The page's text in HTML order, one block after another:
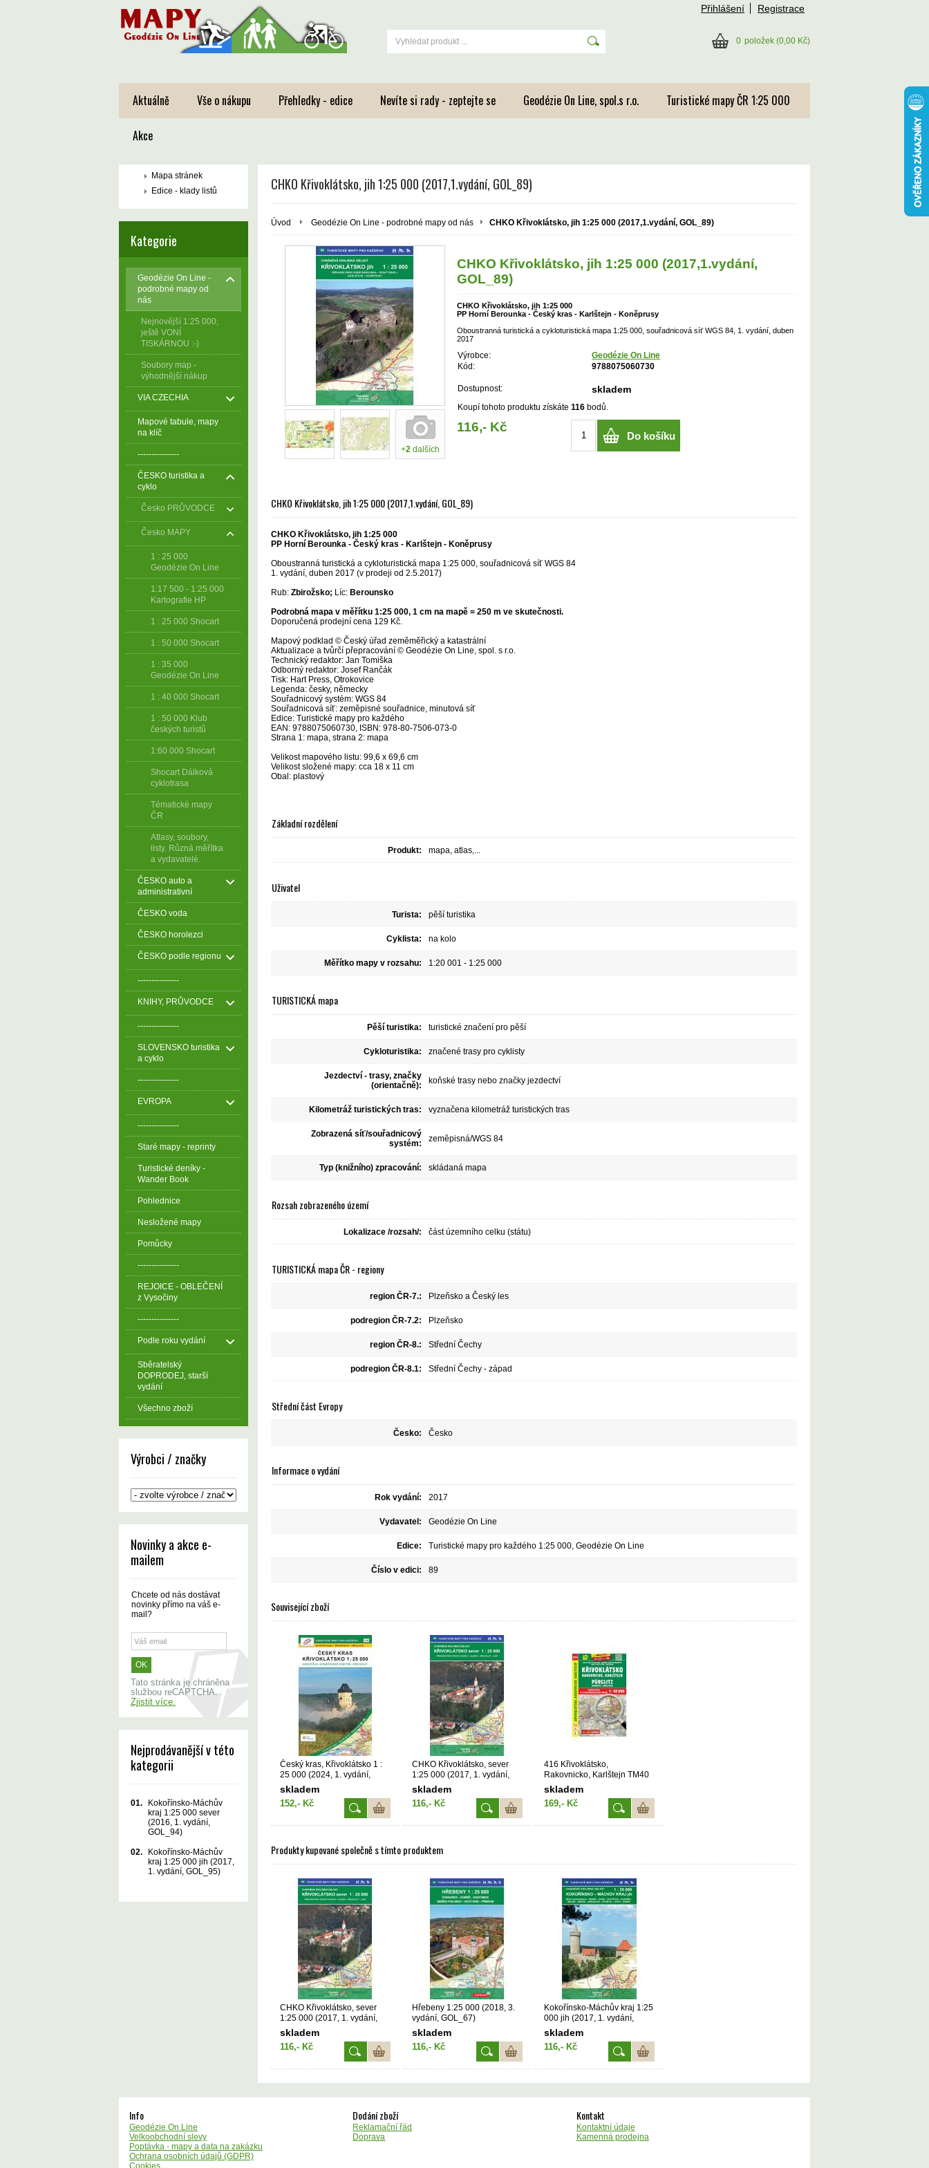
Přihlášení Registrace
0 položek (0,00 Kč)
Aktuálně Vše o nákupu Přehledky - edice Nevíte si rady - zeptejte se Geodézie On Line, spol.s r.o. Turistické mapy ČR 1:25 000
Akce
Mapa stránek
Edice - klady listů
Kategorie
Geodézie On Line -
podrobné mapy od
nás
Nejnovější 1:25 000,
ještě VONÍ
TISKÁRNOU :-)
Soubory map -
výhodnější nákup
VIA CZECHIA
Mapové tabule, mapy
na klíč
---------------
ČESKO turistika a
cyklo
Česko PRŮVODCE
Česko MAPY
1 : 25 000
Geodézie On Line
1:17 500 - 1:25 000
Kartografie HP
1 : 25 000 Shocart
1 : 50 000 Shocart
1 : 35 000
Geodézie On Line
1 : 40 000 Shocart
1 : 50 000 Klub
českých turistů
1:60 000 Shocart
Shocart Dálková
cyklotrasa
Tématické mapy
ČR
Atlasy, soubory,
listy. Různá měřítka
a vydavatelé.
ČESKO auto a
administrativní
ČESKO voda
ČESKO horolezci
ČESKO podle regionu
---------------
KNIHY, PRŮVODCE
---------------
SLOVENSKO turistika
a cyklo
---------------
EVROPA
---------------
Staré mapy - reprinty
Turistické deníky -
Wander Book
Pohlednice
Nesložené mapy
Pomůcky
---------------
REJOICE - OBLEČENÍ
z Vysočiny
---------------
Podle roku vydání
Sběratelský
DOPRODEJ, starší
vydání
Všechno zboží
Výrobci / značky
Novinky a akce e-
mailem
Chcete od nás dostávat
novinky přímo na váš e-
mail?
Tato stránka je chráněna
službou reCAPTCHA.
Zjistit více.
Nejprodávanější v této
kategorii
01.
Kokořínsko-Máchův
kraj 1:25 000 sever
(2016, 1. vydání,
GOL_94)
02.
Kokořínsko-Máchův
kraj 1:25 000 jih (2017,
1. vydání, GOL_95)
CHKO Křivoklátsko, jih 1:25 000 (2017,1.vydání, GOL_89)
Úvod Geodézie On Line - podrobné mapy od nás CHKO Křivoklátsko, jih 1:25 000 (2017,1.vydání, GOL_89)
+2 dalších
CHKO Křivoklátsko, jih 1:25 000 (2017,1.vydání,
GOL_89)
CHKO Křivoklátsko, jih 1:25 000
PP Horní Berounka - Český kras - Karlštejn - Koněprusy
Oboustranná turistická a cykloturistická mapa 1:25 000, souřadnicová síť WGS 84, 1. vydání, duben
2017
Výrobce:
Geodézie On Line
Kód:
9788075060730
Dostupnost: skladem
Koupí tohoto produktu získáte 116 bodů.
116,- Kč
Do košíku
CHKO Křivoklátsko, jih 1:25 000 (2017,1.vydání, GOL_89)
CHKO Křivoklátsko, jih 1:25 000
PP Horní Berounka - Český kras - Karlštejn - Koněprusy
Oboustranná turistická a cykloturistická mapa 1:25 000, souřadnicová síť WGS 84
1. vydání, duben 2017 (v prodeji od 2.5.2017)
Rub: Zbirožsko; Líc: Berounsko
Podrobná mapa v měřítku 1:25 000, 1 cm na mapě = 250 m ve skutečnosti.
Doporučená prodejní cena 129 Kč.
Mapový podklad © Český úřad zeměměřický a katastrální
Aktualizace a tvůrčí přepracování © Geodézie On Line, spol. s r.o.
Technický redaktor: Jan Tomiška
Odborný redaktor: Josef Rančák
Tisk: Hart Press, Otrokovice
Legenda: česky, německy
Souřadnicový systém: WGS 84
Souřadnicová síť: zeměpisné souřadnice, minutová síť
Edice: Turistické mapy pro každého
EAN: 9788075060730, ISBN: 978-80-7506-073-0
Strana 1: mapa, strana 2: mapa
Velikost mapového listu: 99,6 x 69,6 cm
Velikost složené mapy: cca 18 x 11 cm
Obal: plastový
Základní rozdělení
Produkt: mapa, atlas,...
Uživatel
Turista: pěší turistika
Cyklista: na kolo
Měřítko mapy v rozsahu: 1:20 001 - 1:25 000
TURISTICKÁ mapa
Pěší turistika: turistické značení pro pěší
Cykloturistika: značené trasy pro cyklisty
Jezdectví - trasy, značky
(orientačně):
koňské trasy nebo značky jezdectví
Kilometráž turistických tras: vyznačena kilometráž turistických tras
Zobrazená síť/souřadnicový
systém:
zeměpisná/WGS 84
Typ (knižního) zpracování: skládaná mapa
Rozsah zobrazeného území
Lokalizace /rozsah/: část územního celku (státu)
TURISTICKÁ mapa ČR - regiony
region ČR-7.: Plzeňsko a Český les
podregion ČR-7.2: Plzeňsko
region ČR-8.: Střední Čechy
podregion ČR-8.1: Střední Čechy - západ
Střední část Evropy
Česko: Česko
Informace o vydání
Rok vydání: 2017
Vydavatel: Geodézie On Line
Edice: Turistické mapy pro každého 1:25 000, Geodézie On Line
Číslo v edici: 89
Související zboží
Český kras, Křivoklátsko 1 :
25 000 (2024, 1. vydání,
GOL_110)
skladem
152,- Kč
CHKO Křivoklátsko, sever
1:25 000 (2017, 1. vydání,
GOL_88)
skladem
116,- Kč
416 Křivoklátsko,
Rakovnicko, Karlštejn TM40
skladem
169,- Kč
Produkty kupované společně s tímto produktem
CHKO Křivoklátsko, sever
1:25 000 (2017, 1. vydání,
GOL_88)
skladem
116,- Kč
Hřebeny 1:25 000 (2018, 3.
vydání, GOL_67)
skladem
116,- Kč
Kokořínsko-Máchův kraj 1:25
000 jih (2017, 1. vydání,
GOL_95)
skladem
116,- Kč
Info
Geodézie On Line
Velkoobchodní slevy
Poptávka - mapy a data na zakázku
Ochrana osobních údajů (GDPR)
Cookies
Dodání zboží
Reklamační řád
Doprava
Kontakt
Kontaktní údaje
Kamenná prodejna